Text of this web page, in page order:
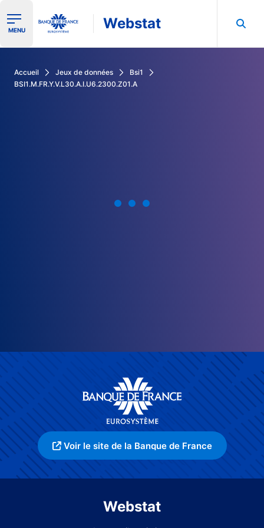
Ouvrir le menu de navigation
MENU Webstat
Accueil Jeux de données
Bsi1
BSI1.M.FR.Y.V.L30.A.I.U6.2300.Z01.A
Voir le site de la Banque de France
Webstat